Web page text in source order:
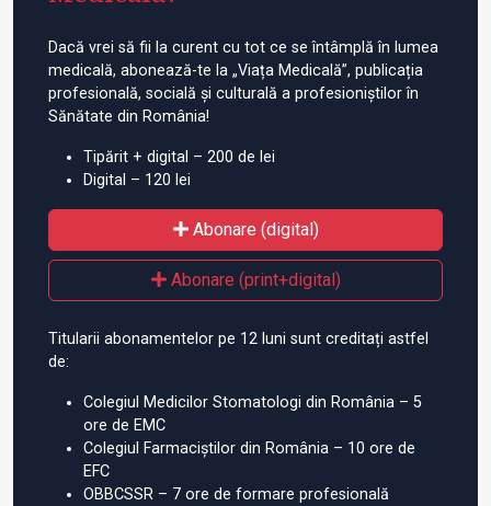
Dacă vrei să fii la curent cu tot ce se întâmplă în lumea
medicală, abonează-te la „Viața Medicală”, publicația
profesională, socială și culturală a profesioniștilor în
Sănătate din România!
Tipărit + digital – 200 de lei
Digital – 120 lei
Abonare (digital)
Abonare (print+digital)
Titularii abonamentelor pe 12 luni sunt creditați astfel
de:
Colegiul Medicilor Stomatologi din România – 5
ore de EMC
Colegiul Farmaciștilor din România – 10 ore de
EFC
OBBCSSR – 7 ore de formare profesională